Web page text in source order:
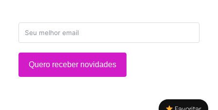
Quero receber novidades